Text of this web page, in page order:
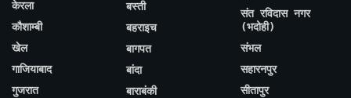
केरला
कौशाम्बी
खेल
गाजियाबाद
गुजरात
बस्ती
बहराइच
बागपत
बांदा
बाराबंकी
संत रविदास नगर
(भदोही)
संभल
सहारनपुर
सीतापुर